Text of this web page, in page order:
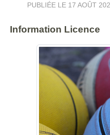
PUBLIÉE LE 17 AOÛT
Information Licence